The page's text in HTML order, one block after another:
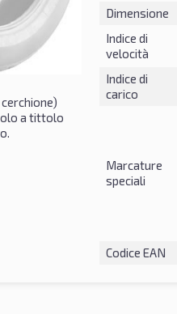
a tittolo
Dimensione
Indice di
velocità
Indice di
carico
Marcature
speciali
Codice EAN